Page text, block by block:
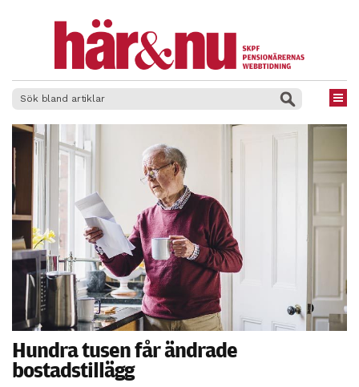
Hundra tusen får ändrade
bostadstillägg